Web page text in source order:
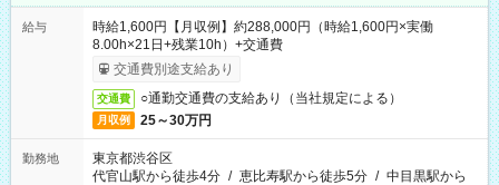
給与
時給1,600円【月収例】約288,000円（時給1,600円×実働
8.00h×21日+残業10h）+交通費
交通費別途支給あり
交通費 ○通勤交通費の支給あり（当社規定による）
月収例 25～30万円
勤務地
東京都渋谷区
代官山駅から徒歩4分 / 恵比寿駅から徒歩5分 / 中目黒駅から